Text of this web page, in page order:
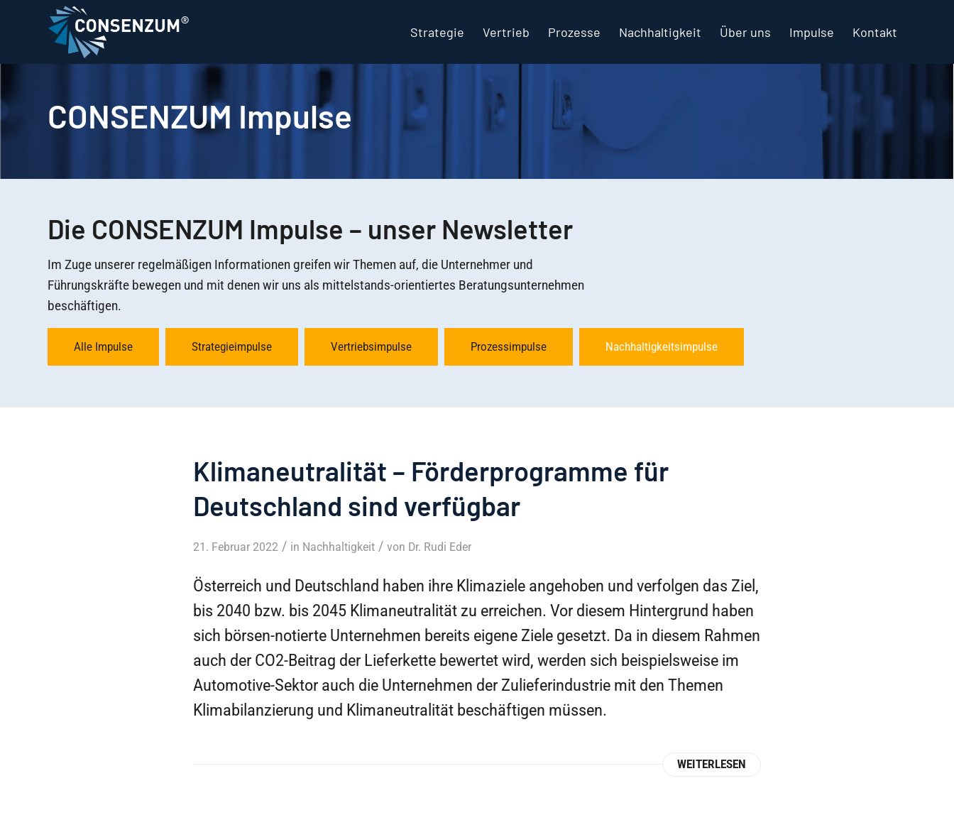
Strategie Vertrieb Prozesse Nachhaltigkeit Über uns Impulse Kontakt
CONSENZUM Impulse
Die CONSENZUM Impulse – unser Newsletter
Im Zuge unserer regelmäßigen Informationen greifen wir Themen auf, die Unternehmer und
Führungskräfte bewegen und mit denen wir uns als mittelstands-orientiertes Beratungsunternehmen
beschäftigen.
Alle Impulse Strategieimpulse Vertriebsimpulse Prozessimpulse Nachhaltigkeitsimpulse
Klimaneutralität – Förderprogramme für
Deutschland sind verfügbar
21. Februar 2022 / in Nachhaltigkeit / von Dr. Rudi Eder
Österreich und Deutschland haben ihre Klimaziele angehoben und verfolgen das Ziel,
bis 2040 bzw. bis 2045 Klimaneutralität zu erreichen. Vor diesem Hintergrund haben
sich börsen-notierte Unternehmen bereits eigene Ziele gesetzt. Da in diesem Rahmen
auch der CO2-Beitrag der Lieferkette bewertet wird, werden sich beispielsweise im
Automotive-Sektor auch die Unternehmen der Zulieferindustrie mit den Themen
Klimabilanzierung und Klimaneutralität beschäftigen müssen.
WEITERLESEN